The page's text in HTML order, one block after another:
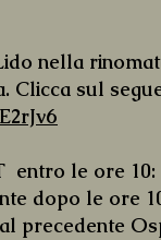
nella
Clicca sul
le ore
dopo le ore
precedente